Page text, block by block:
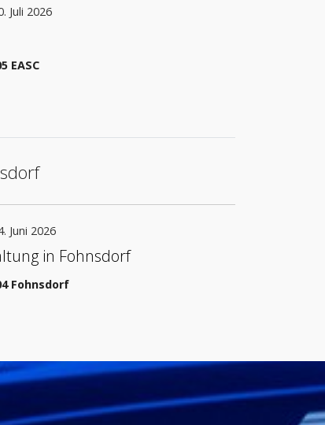
Juli 2026
EASC
Juni 2026
in Fohnsdorf
Fohnsdorf